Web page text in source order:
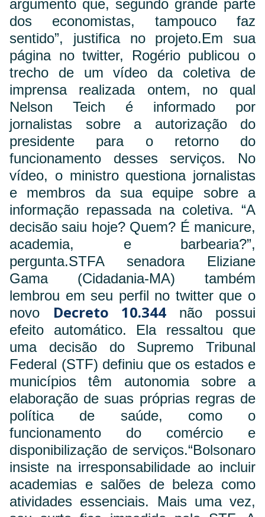
argumento que, segundo grande parte
dos economistas, tampouco faz
sentido”, justifica no projeto.Em sua
página no twitter, Rogério publicou o
trecho de um vídeo da coletiva de
imprensa realizada ontem, no qual
Nelson Teich é informado por
jornalistas sobre a autorização do
presidente para o retorno do
funcionamento desses serviços. No
vídeo, o ministro questiona jornalistas
e membros da sua equipe sobre a
informação repassada na coletiva. “A
decisão saiu hoje? Quem? É manicure,
academia, e barbearia?”,
pergunta.STFA senadora Eliziane
Gama (Cidadania-MA) também
lembrou em seu perfil no twitter que o
novo Decreto 10.344
não possui
efeito automático. Ela ressaltou que
uma decisão do Supremo Tribunal
Federal (STF) definiu que os estados e
municípios têm autonomia sobre a
elaboração de suas próprias regras de
política de saúde, como o
funcionamento do comércio e
disponibilização de serviços.“Bolsonaro
insiste na irresponsabilidade ao incluir
academias e salões de beleza como
atividades essenciais. Mais uma vez,